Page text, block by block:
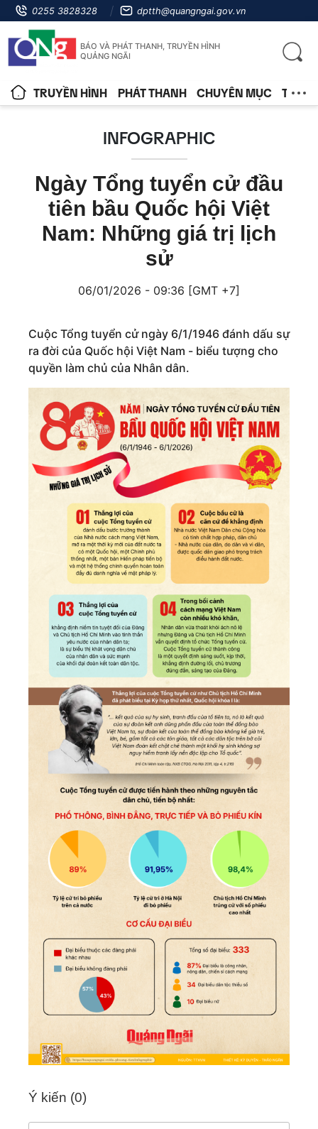
0255 3828328 dptth@quangngai.gov.vn
BÁO VÀ PHÁT THANH, TRUYỀN HÌNH
QUẢNG NGÃI
TRUYỀN HÌNH PHÁT THANH CHUYÊN MỤC TIN
INFOGRAPHIC
Ngày Tổng tuyển cử đầu
tiên bầu Quốc hội Việt
Nam: Những giá trị lịch
sử
06/01/2026 - 09:36 [GMT +7]
Cuộc Tổng tuyển cử ngày 6/1/1946 đánh dấu sự
ra đời của Quốc hội Việt Nam - biểu tượng cho
quyền làm chủ của Nhân dân.
Ý kiến (0)